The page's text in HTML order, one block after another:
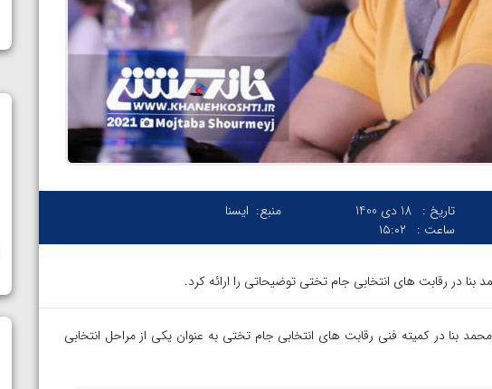
تاریخ : 18 دی 1400
ساعت :
۱۵:۰۲
منبع: ایسنا
رقابت های انتخابی جام تختی توضیحاتی را ارائه کرد.
بنا در کمیته فنی رقابت های انتخابی جام تختی به عنوان یکی از مراحل انتخابی